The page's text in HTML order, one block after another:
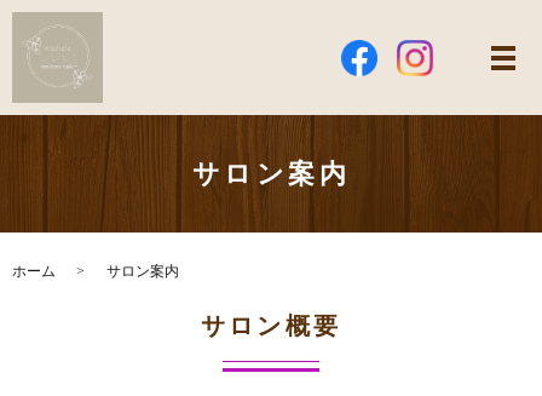
サロン案内
ホーム サロン案内
サロン概要